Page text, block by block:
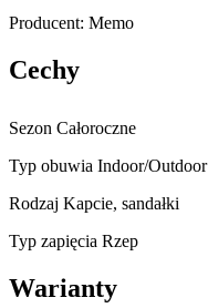
Producent: Memo
Cechy
Sezon Całoroczne
Typ obuwia Indoor/Outdoor
Rodzaj Kapcie, sandałki
Typ zapięcia Rzep
Warianty